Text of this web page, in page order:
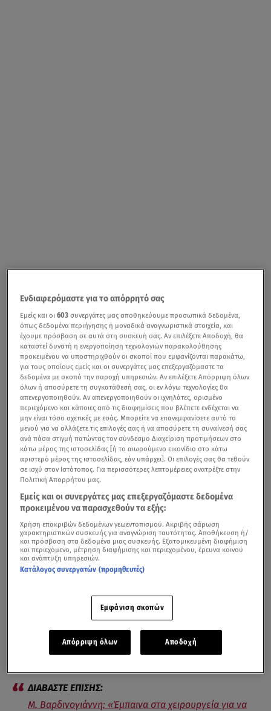
Βαρδινογιάννη, η είδηση του οποίου σκόρπισε θλίψη
στον διεθνή Οργανισμό στο Παρίσι.
Μ. Βαρδινογιάννη: «Έμπαινα στα χειρουργεία για να
Ενδιαφερόμαστε για το απόρρητό σας
Εμείς και οι603 συνεργάτες μας αποθηκεύουμε προσωπικά δεδομένα,
όπως δεδομένα περιήγησης ή μοναδικά αναγνωριστικά στοιχεία, και
έχουμε πρόσβαση σε αυτά στη συσκευή σας. Αν επιλέξετε Αποδοχή, θα
καταστεί δυνατή η ενεργοποίηση τεχνολογιών παρακολούθησης
προκειμένου να υποστηριχθούν οι σκοποί που εμφανίζονται παρακάτω,
για τους οποίους εμείς και οι συνεργάτες μας επεξεργαζόμαστε τα
δεδομένα με σκοπό την παροχή υπηρεσιών. Αν επιλέξετε Απόρριψη όλων
όλων ή αποσύρετε τη συγκατάθεσή σας, οι εν λόγω τεχνολογίες θα
απενεργοποιηθούν. Αν απενεργοποιηθούν οι ιχνηλάτες, ορισμένο
περιεχόμενο και κάποιες από τις διαφημίσεις που βλέπετε ενδέχεται να
μην είναι τόσο σχετικές με εσάς. Μπορείτε να επανεμφανίσετε αυτό το
μενού για να αλλάξετε τις επιλογές σας ή να αποσύρετε τη συναίνεσή σας
ανά πάσα στιγμή πατώντας τον σύνδεσμο Διαχείριση προτιμήσεων στο
κάτω μέρος της ιστοσελίδας [ή το αιωρούμενο εικονίδιο στο κάτω
αριστερό μέρος της ιστοσελίδας, εάν υπάρχει]. Οι επιλογές σας θα τεθούν
σε ισχύ στον Ιστότοπος. Για περισσότερες λεπτομέρειες ανατρέξτε στην
Πολιτική Απορρήτου μας.
Εμείς και οι συνεργάτες μας επεξεργαζόμαστε δεδομένα
προκειμένου να παρασχεθούν τα εξής:
Χρήση επακριβών δεδομένων γεωεντοπισμού. Ακριβής σάρωση
χαρακτηριστικών συσκευής για αναγνώριση ταυτότητας. Αποθήκευση ή/
και πρόσβαση στα δεδομένα μιας συσκευής. Εξατομικευμένη διαφήμιση
και περιεχόμενο, μέτρηση διαφήμισης και περιεχομένου, έρευνα κοινού
και ανάπτυξη υπηρεσιών.
Κατάλογος συνεργατών (προμηθευτές)
Εμφάνιση σκοπών
Απόρριψη όλων Αποδοχή